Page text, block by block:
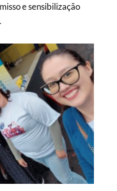
e sensibilização